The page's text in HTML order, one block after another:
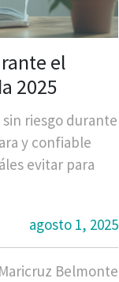
el
2025
riesgo durante
y confiable
evitar para
agosto 1, 2025
Belmonte